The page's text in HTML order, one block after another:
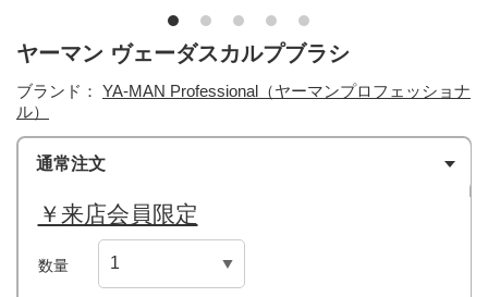
ヤーマン ヴェーダスカルプブラシ
ブランド： YA-MAN Professional（ヤーマンプロフェッショナ
ル）
通常注文
￥来店会員限定
数量